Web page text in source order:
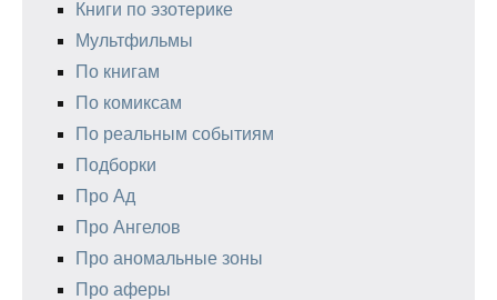
Книги по эзотерике
Мультфильмы
По книгам
По комиксам
По реальным событиям
Подборки
Про Ад
Про Ангелов
Про аномальные зоны
Про аферы